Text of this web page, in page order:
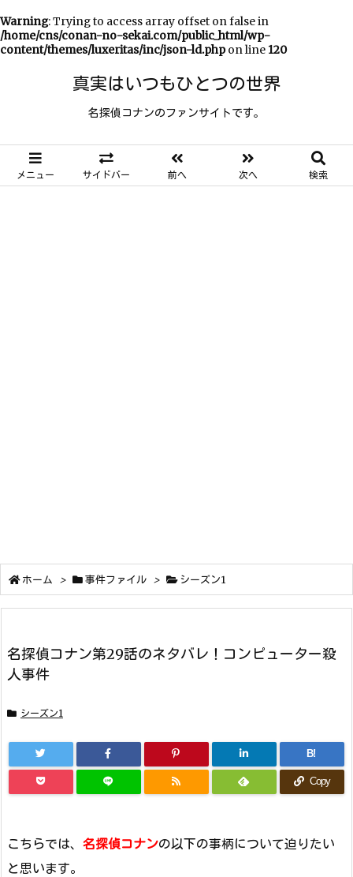
Warning: Trying to access array offset on false in
/home/cns/conan-no-sekai.com/public_html/wp-
content/themes/luxeritas/inc/json-ld.phpon line 120
真実はいつもひとつの世界
名探偵コナンのファンサイトです。
メニュー サイドバー 前へ 次へ 検索
ホーム > 事件ファイル > シーズン1
名探偵コナン第29話のネタバレ！コンピューター殺
人事件
シーズン1
B!
Copy
こちらでは、 名探偵コナンの以下の事柄について迫りたい
と思います。